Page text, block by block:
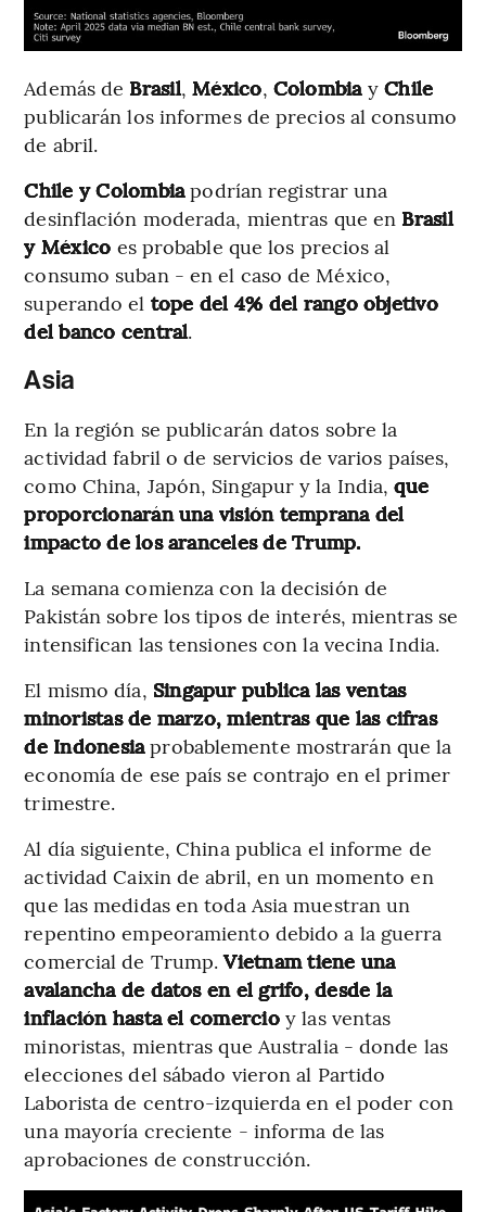
Además de Brasil,México, Colombia yChile
publicarán los informes de precios al consumo
de abril.
Chile y Colombiapodrían registrar una
desinflación moderada, mientras que en Brasil
y México es probable que los precios al
consumo suban - en el caso de México,
superando el tope del 4% del rango objetivo
del banco central.
Asia
En la región se publicarán datos sobre la
actividad fabril o de servicios de varios países,
como China, Japón, Singapur y la India,que
proporcionarán una visión temprana del
impacto de los aranceles de Trump.
La semana comienza con la decisión de
Pakistán sobre los tipos de interés, mientras se
intensifican las tensiones con la vecina India.
El mismo día, Singapur publica las ventas
minoristas de marzo, mientras que las cifras
de Indonesiaprobablemente mostrarán que la
economía de ese país se contrajo en el primer
trimestre.
Al día siguiente, China publica el informe de
actividad Caixin de abril, en un momento en
que las medidas en toda Asia muestran un
repentino empeoramiento debido a la guerra
comercial de Trump.Vietnam tiene una
avalancha de datos en el grifo, desde la
inflación hasta el comercioy las ventas
minoristas, mientras que Australia - donde las
elecciones del sábado vieron al Partido
Laborista de centro-izquierda en el poder con
una mayoría creciente - informa de las
aprobaciones de construcción.